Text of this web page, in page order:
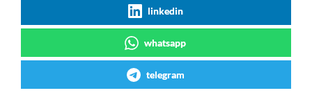
linkedin
whatsapp
telegram